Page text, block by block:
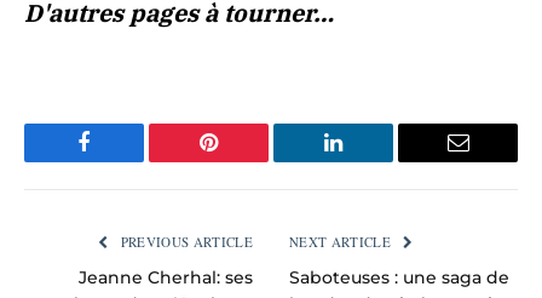
D'autres pages à tourner…
Facebook Pinterest LinkedIn Email
PREVIOUS ARTICLE
Jeanne Cherhal: ses
NEXT ARTICLE
Saboteuses : une saga de